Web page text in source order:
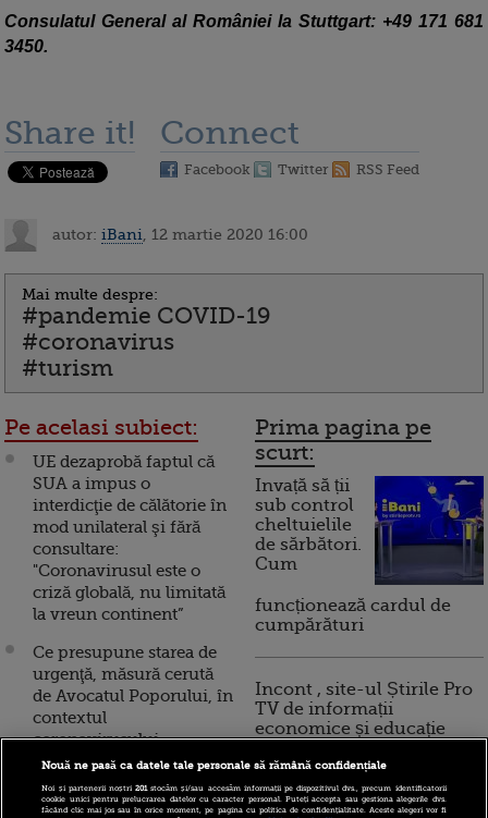
Consulatul General al României la Stuttgart: +49 171 681
3450.
Share it! Connect
Facebook Twitter RSS Feed
autor: iBani , 12 martie 2020 16:00
Mai multe despre:
#pandemie COVID-19
#coronavirus
#turism
Pe acelasi subiect:
UE dezaprobă faptul că
SUA a impus o
interdicţie de călătorie în
mod unilateral şi fără
consultare:
"Coronavirusul este o
criză globală, nu limitată
la vreun continent”
Ce presupune starea de
urgenţă, măsură cerută
de Avocatul Poporului, în
contextul
coronavirusului
pachet de măsuri de
Prima pagina pe
scurt:
Invață să ții
sub control
cheltuielile
de sărbători.
Cum
funcționează cardul de
cumpărături
Incont , site-ul Știrile Pro
TV de informații
economice și educație
10 reguli pentru decizii
Nouă ne pasă ca datele tale personale să rămână confidențiale
Noi și partenerii noștri201stocăm și/sau accesăm informații pe dispozitivul dvs., precum identificatorii
cookie unici pentru prelucrarea datelor cu caracter personal. Puteți accepta sau gestiona alegerile dvs.
făcând clic mai jos sau în orice moment, pe pagina cu politica de confidențialitate. Aceste alegeri vor fi